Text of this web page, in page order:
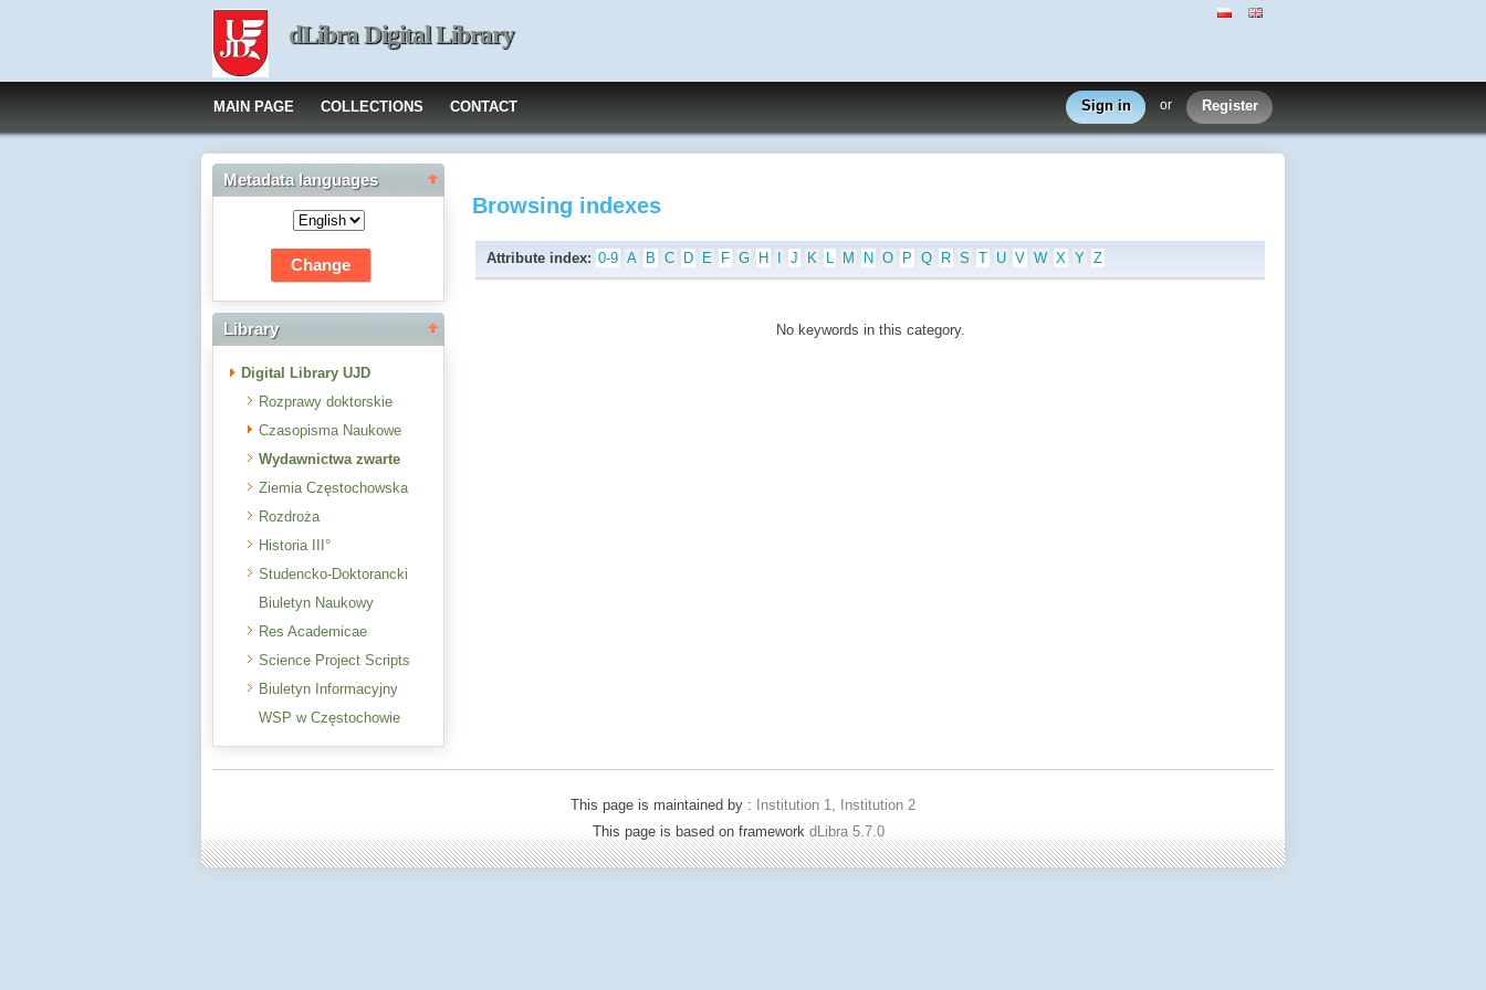
dLibra Digital Library
MAIN PAGE COLLECTIONS CONTACT Sign in or Register
Metadata languages
Library
Digital Library UJD
Rozprawy doktorskie
Czasopisma Naukowe
Wydawnictwa zwarte
Ziemia Częstochowska
Rozdroża
Historia III°
Studencko-Doktorancki
Biuletyn Naukowy
Res Academicae
Science Project Scripts
Biuletyn Informacyjny
WSP w Częstochowie
Browsing indexes
Attribute index: 0-9 A B C D E F G H J K L M N O P Q R S T U V W X Y Z
No keywords in this category.
This page is maintained by :
Institution 1, Institution 2
This page is based on framework dLibra 5.7.0